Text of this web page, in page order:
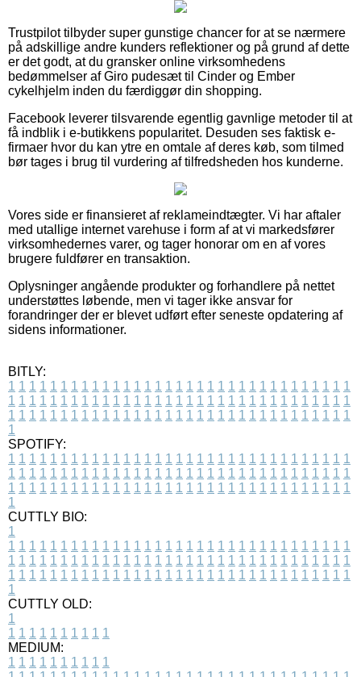
Trustpilot tilbyder super gunstige chancer for at se nærmere
på adskillige andre kunders reflektioner og på grund af dette
er det godt, at du gransker online virksomhedens
bedømmelser af Giro pudesæt til Cinder og Ember
cykelhjelm inden du færdiggør din shopping.
Facebook leverer tilsvarende egentlig gavnlige metoder til at
få indblik i e-butikkens popularitet. Desuden ses faktisk e-
firmaer hvor du kan ytre en omtale af deres køb, som tilmed
bør tages i brug til vurdering af tilfredsheden hos kunderne.
Vores side er finansieret af reklameindtægter. Vi har aftaler
med utallige internet varehuse i form af at vi markedsfører
virksomhedernes varer, og tager honorar om en af vores
brugere fuldfører en transaktion.
Oplysninger angående produkter og forhandlere på nettet
understøttes løbende, men vi tager ikke ansvar for
forandringer der er blevet udført efter seneste opdatering af
sidens informationer.
BITLY:
1 1 1 1 1 1 1 1 1 1 1 1 1 1 1 1 1 1 1 1 1 1 1 1 1 1 1 1 1 1 1 1 1
1 1 1 1 1 1 1 1 1 1 1 1 1 1 1 1 1 1 1 1 1 1 1 1 1 1 1 1 1 1 1 1 1
1 1 1 1 1 1 1 1 1 1 1 1 1 1 1 1 1 1 1 1 1 1 1 1 1 1 1 1 1 1 1 1 1
1
SPOTIFY:
1 1 1 1 1 1 1 1 1 1 1 1 1 1 1 1 1 1 1 1 1 1 1 1 1 1 1 1 1 1 1 1 1
1 1 1 1 1 1 1 1 1 1 1 1 1 1 1 1 1 1 1 1 1 1 1 1 1 1 1 1 1 1 1 1 1
1 1 1 1 1 1 1 1 1 1 1 1 1 1 1 1 1 1 1 1 1 1 1 1 1 1 1 1 1 1 1 1 1
1
CUTTLY BIO:
1
1 1 1 1 1 1 1 1 1 1 1 1 1 1 1 1 1 1 1 1 1 1 1 1 1 1 1 1 1 1 1 1 1
1 1 1 1 1 1 1 1 1 1 1 1 1 1 1 1 1 1 1 1 1 1 1 1 1 1 1 1 1 1 1 1 1
1 1 1 1 1 1 1 1 1 1 1 1 1 1 1 1 1 1 1 1 1 1 1 1 1 1 1 1 1 1 1 1 1
1
CUTTLY OLD:
1
1 1 1 1 1 1 1 1 1 1
MEDIUM:
1 1 1 1 1 1 1 1 1 1